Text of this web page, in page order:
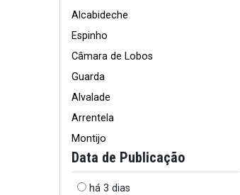
Alcabideche
Espinho
Câmara de Lobos
Guarda
Alvalade
Arrentela
Montijo
Data de Publicação
há 3 dias